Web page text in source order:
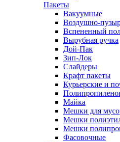
Пакеты
Вакуумные
Воздушно-
Вспененный
Вырубная ручка
Дой-Пак
Зип-Лок
Слайдеры
Крафт пакеты
Курьерские и
Майка
Мешки для
Мешки
Мешки
Фасовочные